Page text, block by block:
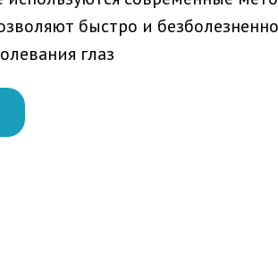
быстро и безболезненно
глаз